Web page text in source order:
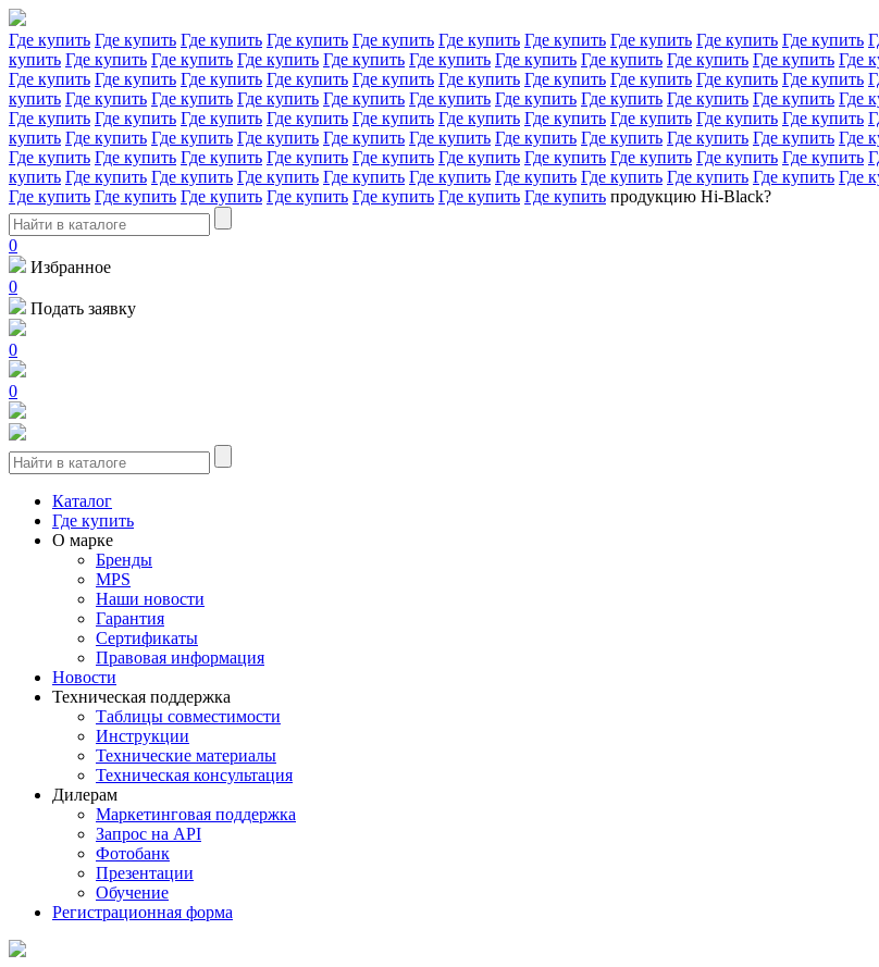
Где купить Где купить Где купить Где купить Где купить Где купить Где купить Где купить Где купить Где купить
купить Где купить Где купить Где купить Где купить Где купить Где купить Где купить Где купить Где купить Где
Где купить Где купить Где купить Где купить Где купить Где купить Где купить Где купить Где купить Где купить
купить Где купить Где купить Где купить Где купить Где купить Где купить Где купить Где купить Где купить Где
Где купить Где купить Где купить Где купить Где купить Где купить Где купить Где купить Где купить Где купить
купить Где купить Где купить Где купить Где купить Где купить Где купить Где купить Где купить Где купить Где
Где купить Где купить Где купить Где купить Где купить Где купить Где купить Где купить Где купить Где купить
купить Где купить Где купить Где купить Где купить Где купить Где купить Где купить Где купить Где купить Где
Где купить Где купить Где купить Где купить Где купить Где купить Где купить продукцию Hi-Black?
0
Избранное
0
Подать заявку
0
0
Каталог
Где купить
О марке
Бренды
MPS
Наши новости
Гарантия
Сертификаты
Правовая информация
Новости
Техническая поддержка
Таблицы совместимости
Инструкции
Технические материалы
Техническая консультация
Дилерам
Маркетинговая поддержка
Запрос на API
Фотобанк
Презентации
Обучение
Регистрационная форма